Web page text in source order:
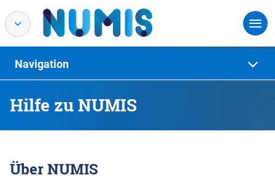
Hilfe zu NUMIS
Navigation
Über NUMIS